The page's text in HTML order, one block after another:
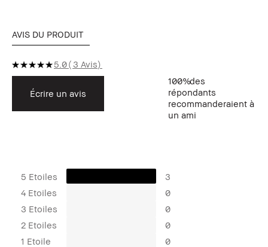
AVIS DU PRODUIT
5.0 3 Avis
Écrire un avis
100%des
répondants
recommanderaient à
un ami
5 Etoiles
3
4 Etoiles
0
3 Etoiles
0
2 Etoiles
0
1 Etoile
0